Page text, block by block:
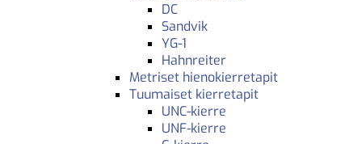
DC
Sandvik
YG-1
Hahnreiter
Metriset hienokierretapit
Tuumaiset kierretapit
UNC-kierre
UNF-kierre